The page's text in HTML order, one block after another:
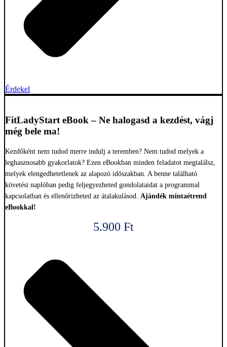
Érdekel
FitLadyStart eBook – Ne halogasd a kezdést, vágj
még bele ma!
Kezdőként nem tudod merre indulj a teremben? Nem tudod melyek a
leghasznosabb gyakorlatok? Ezen eBookban minden feladatot megtalálsz,
melyek elengedhetetlenek az alapozó időszakban. A benne található
követési naplóban pedig feljegyezheted gondolataidat a programmal
kapcsolatban és ellenőrizheted az átalakulásod. Ajándék mintaétrend
eBookkal!
5.900 Ft